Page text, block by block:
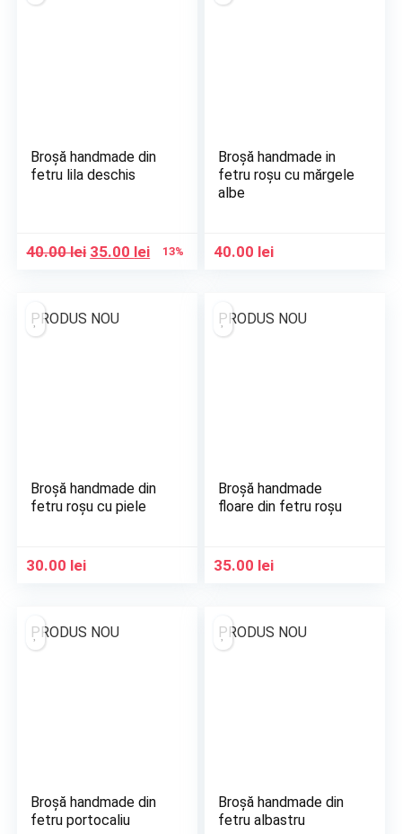
Broșă handmade din
fetru lila deschis
40.00lei Prețul
40.00 lei.
35.00 leiPrețul
13%
Broșă handmade in
fetru roșu cu mărgele
albe
40.00 lei
PRODUS NOU
Broșă handmade din
fetru roșu cu piele
30.00 lei
PRODUS NOU
Broșă handmade
floare din fetru roșu
35.00 lei
PRODUS NOU
Broșă handmade din
fetru portocaliu
PRODUS NOU
Broșă handmade din
fetru albastru